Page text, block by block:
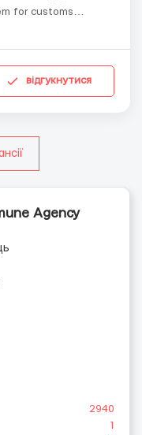
for customs
відгукнутися
Agency
2940
1